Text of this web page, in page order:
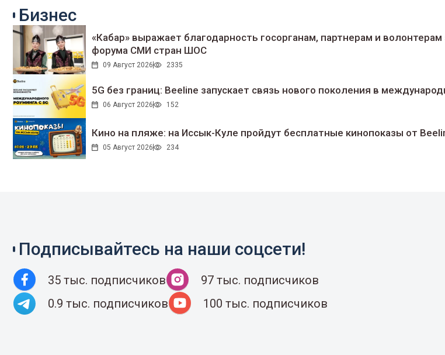
Бизнес
«Кабар» выражает благодарность госорганам, партнерам и
форума СМИ стран ШОС
09 Август 2026 2335
5G без границ: Beeline запускает связь нового поколения в
06 Август 2026 152
Кино на пляже: на Иссык-Куле пройдут беcплатные кинопоказы от
05 Август 2026 234
Подписывайтесь на наши соцсети!
35 тыс. подписчиков
97 тыс. подписчиков
0.9 тыс. подписчиков
100 тыс. подписчиков